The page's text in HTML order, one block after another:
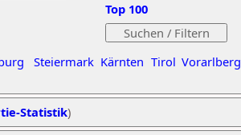
Steiermark Kärnten Tirol Vorarlberg
Top 100
Statistik)